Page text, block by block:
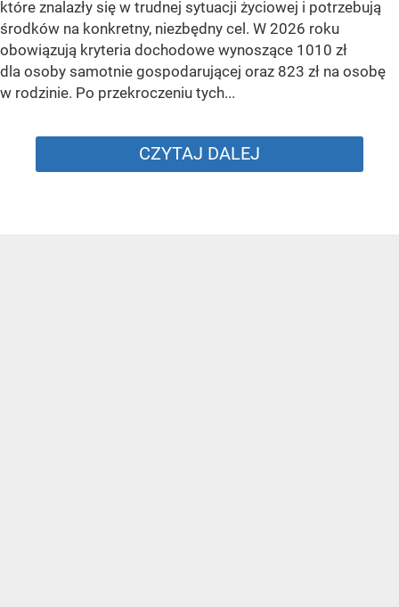
które znalazły się w trudnej sytuacji życiowej i potrzebują
środków na konkretny, niezbędny cel. W 2026 roku
obowiązują kryteria dochodowe wynoszące 1010 zł
dla osoby samotnie gospodarującej oraz 823 zł na osobę
w rodzinie. Po przekroczeniu tych...
CZYTAJ DALEJ